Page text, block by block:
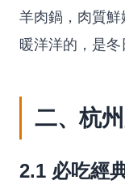
羊肉鍋，肉質
暖洋洋的，是冬
二、杭
2.1 必吃經